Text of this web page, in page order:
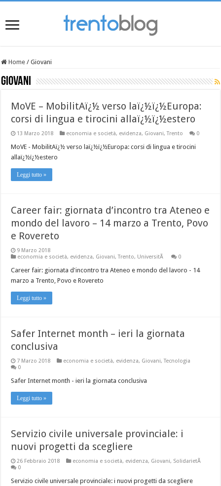
Home / Giovani
Giovani
MoVE – MobilitAï¿½ verso laï¿½ï¿½Europa:
corsi di lingua e tirocini allaï¿½ï¿½estero
13 Marzo 2018 economia e società, evidenza, Giovani,Trento 0
MoVE - MobilitAï¿½ verso laï¿½ï¿½Europa: corsi di lingua e tirocini
allaï¿½ï¿½estero
Leggi tutto »
Career fair: giornata d’incontro tra Ateneo e
mondo del lavoro – 14 marzo a Trento, Povo
e Rovereto
9 Marzo 2018
economia e società, evidenza, Giovani,Trento, UniversitÃ 0
Career fair: giornata d'incontro tra Ateneo e mondo del lavoro - 14
marzo a Trento, Povo e Rovereto
Leggi tutto »
Safer Internet month – ieri la giornata
conclusiva
7 Marzo 2018 economia e società, evidenza, Giovani,Tecnologia
0
Safer Internet month - ieri la giornata conclusiva
Leggi tutto »
Servizio civile universale provinciale: i
nuovi progetti da scegliere
26 Febbraio 2018 economia e società, evidenza, Giovani, SolidarietÃ
0
Servizio civile universale provinciale: i nuovi progetti da scegliere